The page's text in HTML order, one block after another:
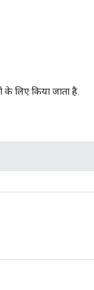
लिए किया जाता है.